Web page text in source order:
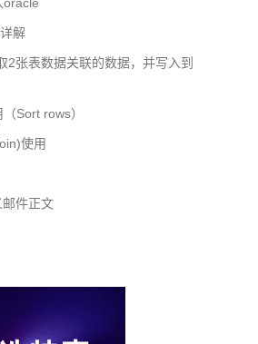
解
2张表数据关联的数据，并写入到
Sort rows）
使用
件正文